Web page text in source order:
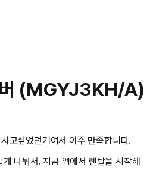
버 (MGYJ3KH/A)
고싶었던거여서 아주 만족합니다.
나눠서. 지금 앱에서 렌탈을 시작해